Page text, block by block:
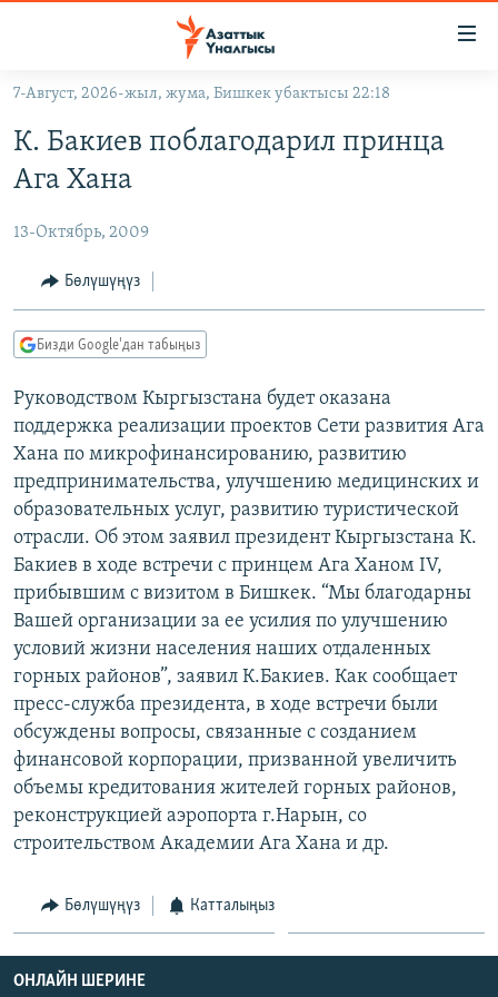
Навигацияга
өтүңүз
салыңыз
САЯСАТ
ЭКОНОМИКА
ДҮЙНӨ
БОРБОР АЗИЯ
УКРАИНА
АТАЙЫН ИЛИКТӨӨ
БҮГҮН АЗАТТЫКТА
ЭКСПЕРТТЕР ТАЛДАЙТ
БИЗ ЖАНА ДҮЙНӨ
ДАНИСТЕ
ЭЖЕ-СИҢДИЛЕР
АЗАТТЫК+
ЫҢГАЙСЫЗ СУРООЛОР
ПОДКАСТ
ӨЗГӨЧӨ ПИКИР
Русский
ОНЛАЙН ШЕРИНЕ
ЭЕ/АРнун бардык сайттары
7-Август, 2026-жыл, жума, Бишкек убактысы 22:18
К. Бакиев поблагодарил принца
Ага Хана
13-Октябрь, 2009
Бөлүшүңүз
Бизди Google'дан табыңыз
Руководством Кыргызстана будет оказана
поддержка реализации проектов Сети развития Ага
Хана по микрофинансированию, развитию
предпринимательства, улучшению медицинских и
образовательных услуг, развитию туристической
отрасли. Об этом заявил президент Кыргызстана К.
Бакиев в ходе встречи с принцем Ага Ханом IV,
прибывшим с визитом в Бишкек. “Мы благодарны
Вашей организации за ее усилия по улучшению
условий жизни населения наших отдаленных
горных районов”, заявил К.Бакиев. Как сообщает
пресс-служба президента, в ходе встречи были
обсуждены вопросы, связанные с созданием
финансовой корпорации, призванной увеличить
объемы кредитования жителей горных районов,
реконструкцией аэропорта г.Нарын, со
строительством Академии Ага Хана и др.
Бөлүшүңүз Катталыңыз
ОНЛАЙН ШЕРИНЕ